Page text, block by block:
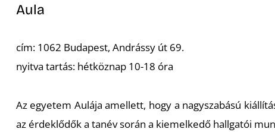
Aula
cím: 1062 Budapest, Andrássy út 69.
nyitva tartás: hétköznap 10-18 óra
Az egyetem Aulája amellett, hogy a nagyszabású
az érdeklődők a tanév során a kiemelkedő hallgatói